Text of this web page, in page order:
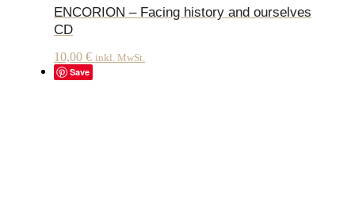
ENCORION – Facing history and ourselves
CD
10,00 € inkl. MwSt.
Save